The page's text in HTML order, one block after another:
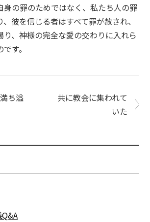
身の罪のためではなく、私たち人の罪
彼を信じる者はすべて罪が赦され、
り、神様の完全な愛の交わりに入れら
す。
ち溢
共に教会に集われて
いた